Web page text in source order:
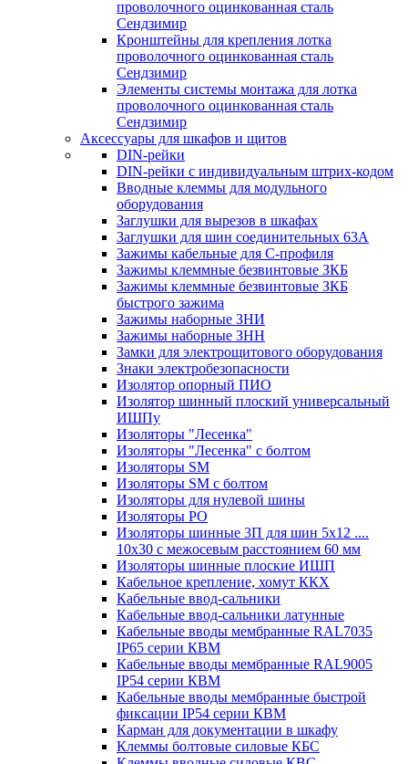
проволочного оцинкованная сталь
Сендзимир
Кронштейны для крепления лотка
проволочного оцинкованная сталь
Сендзимир
Элементы системы монтажа для лотка
проволочного оцинкованная сталь
Сендзимир
Аксессуары для шкафов и щитов
DIN-рейки
DIN-рейки с индивидуальным штрих-кодом
Вводные клеммы для модульного
оборудования
Заглушки для вырезов в шкафах
Заглушки для шин соединительных 63А
Зажимы кабельные для С-профиля
Зажимы клеммные безвинтовые ЗКБ
Зажимы клеммные безвинтовые ЗКБ
быстрого зажима
Зажимы наборные ЗНИ
Зажимы наборные ЗНН
Замки для электрощитового оборудования
Знаки электробезопасности
Изолятор опорный ПИО
Изолятор шинный плоский универсальный
ИШПу
Изоляторы "Лесенка"
Изоляторы "Лесенка" с болтом
Изоляторы SM
Изоляторы SM c болтом
Изоляторы для нулевой шины
Изоляторы РО
Изоляторы шинные 3П для шин 5х12 ....
10х30 с межосевым расстоянием 60 мм
Изоляторы шинные плоские ИШП
Кабельное крепление, хомут ККХ
Кабельные ввод-сальники
Кабельные ввод-сальники латунные
Кабельные вводы мембранные RAL7035
IP65 серии КВМ
Кабельные вводы мембранные RAL9005
IP54 серии КВМ
Кабельные вводы мембранные быстрой
фиксации IP54 серии КВМ
Карман для документации в шкафу
Клеммы болтовые силовые КБС